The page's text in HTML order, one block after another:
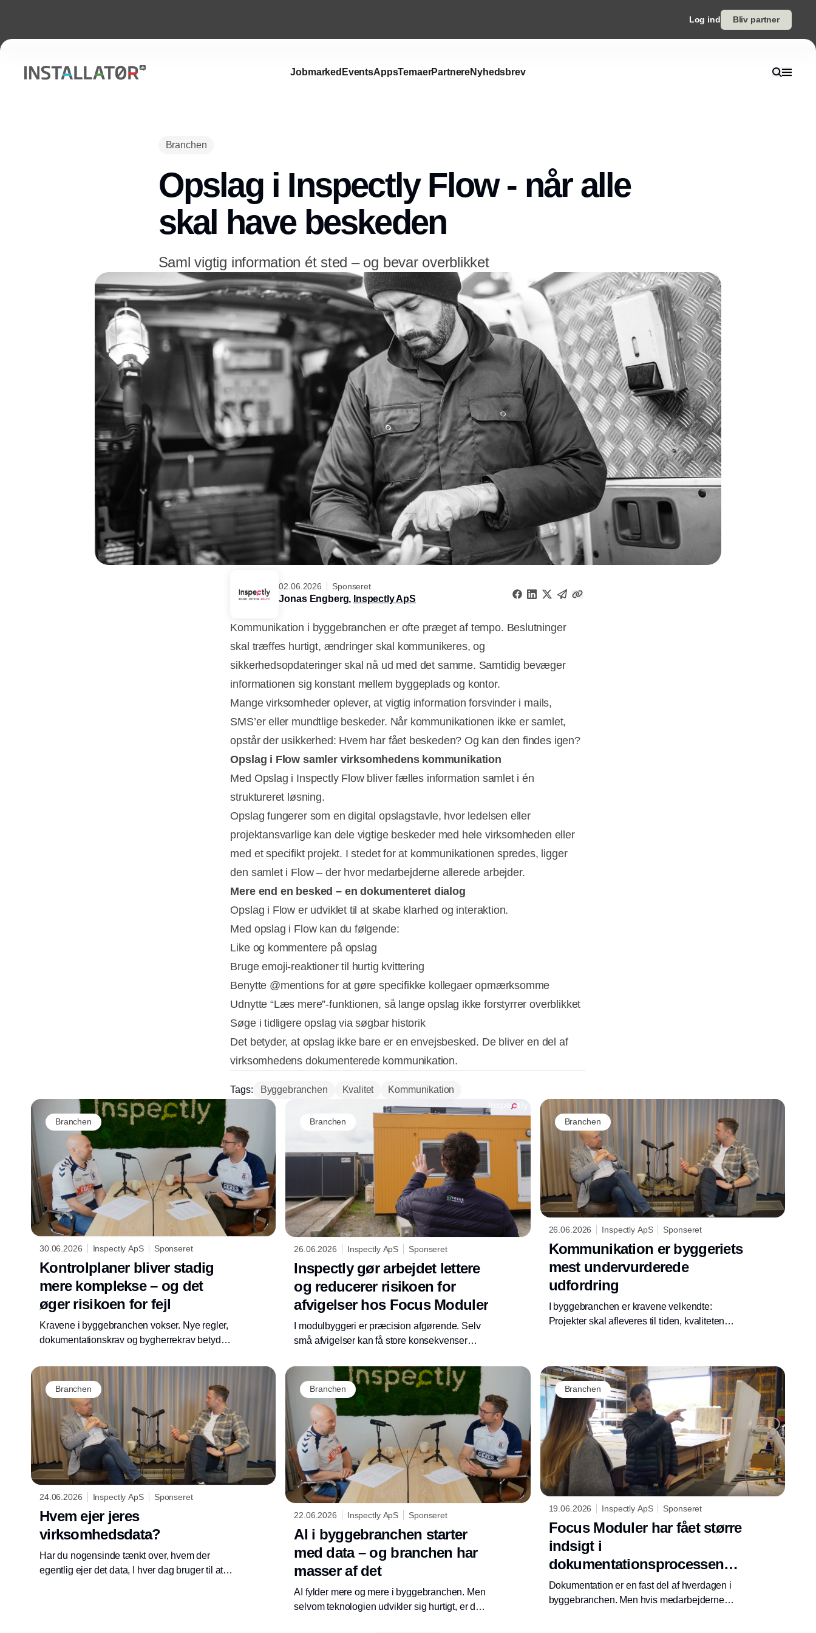
Log ind Bliv partner
Jobmarked EventsAppsTemaerPartnereNyhedsbrev
Branchen
Opslag i Inspectly Flow - når alle
skal have beskeden
Saml vigtig information ét sted – og bevar overblikket
02.06.2026 Sponseret
Jonas Engberg, Inspectly ApS
Kommunikation i byggebranchen er ofte præget af tempo. Beslutninger
skal træffes hurtigt, ændringer skal kommunikeres, og
sikkerhedsopdateringer skal nå ud med det samme. Samtidig bevæger
informationen sig konstant mellem byggeplads og kontor.
Mange virksomheder oplever, at vigtig information forsvinder i mails,
SMS’er eller mundtlige beskeder. Når kommunikationen ikke er samlet,
opstår der usikkerhed: Hvem har fået beskeden? Og kan den findes igen?
Opslag i Flow samler virksomhedens kommunikation
Med Opslag i Inspectly Flow bliver fælles information samlet i én
struktureret løsning.
Opslag fungerer som en digital opslagstavle, hvor ledelsen eller
projektansvarlige kan dele vigtige beskeder med hele virksomheden eller
med et specifikt projekt. I stedet for at kommunikationen spredes, ligger
den samlet i Flow – der hvor medarbejderne allerede arbejder.
Mere end en besked – en dokumenteret dialog
Opslag i Flow er udviklet til at skabe klarhed og interaktion.
Med opslag i Flow kan du følgende:
Like og kommentere på opslag
Bruge emoji-reaktioner til hurtig kvittering
Benytte @mentions for at gøre specifikke kollegaer opmærksomme
Udnytte “Læs mere”-funktionen, så lange opslag ikke forstyrrer overblikket
Søge i tidligere opslag via søgbar historik
Det betyder, at opslag ikke bare er en envejsbesked. De bliver en del af
virksomhedens dokumenterede kommunikation.
Tags: Byggebranchen Kvalitet Kommunikation
Branchen
30.06.2026 Inspectly ApS Sponseret
Kontrolplaner bliver stadig
mere komplekse – og det
øger risikoen for fejl
Kravene i byggebranchen vokser. Nye regler,
dokumentationskrav og bygherrekrav betyder,
flere kontroller i deres projekter. Det gør
kontrolplanerne mere komplekse end
nogensinde før.
Branchen
26.06.2026 Inspectly ApS Sponseret
Inspectly gør arbejdet lettere
og reducerer risikoen for
afvigelser hos Focus Moduler
I modulbyggeri er præcision afgørende. Selv
små afvigelser kan få store konsekvenser
ikke bare et spørgsmål om kvalitetssikring,
men også om at reducere risiko.
Branchen
26.06.2026 Inspectly ApS Sponseret
Kommunikation er byggeriets
mest undervurderede
udfordring
I byggebranchen er kravene velkendte:
Projekter skal afleveres til tiden, kvaliteten
Alligevel oplever branchen dagligt
udfordringer, som ofte kan spores tilbage til én
gennemgående faktor – kommunikation.
Branchen
24.06.2026 Inspectly ApS Sponseret
Hvem ejer jeres
virksomhedsdata?
Har du nogensinde tænkt over, hvem der
egentlig ejer det data, I hver dag bruger til at
Branchen
22.06.2026 Inspectly ApS Sponseret
AI i byggebranchen starter
med data – og branchen har
masser af det
AI fylder mere og mere i byggebranchen. Men
selvom teknologien udvikler sig hurtigt, er der
Branchen
19.06.2026 Inspectly ApS Sponseret
Focus Moduler har fået større
indsigt i
dokumentationsprocessen
med Inspectly
Dokumentation er en fast del af hverdagen i
byggebranchen. Men hvis medarbejderne